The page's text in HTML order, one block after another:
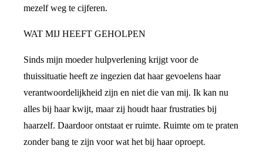
mezelf weg te cijferen.
WAT MIJ HEEFT GEHOLPEN
Sinds mijn moeder hulpverlening krijgt voor de
thuissituatie heeft ze ingezien dat haar gevoelens haar
verantwoordelijkheid zijn en niet die van mij. Ik kan nu
alles bij haar kwijt, maar zij houdt haar frustraties bij
haarzelf. Daardoor ontstaat er ruimte. Ruimte om te praten
zonder bang te zijn voor wat het bij haar oproept.